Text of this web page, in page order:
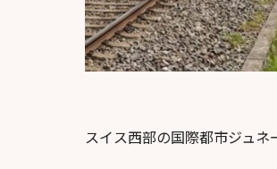
スイス西部の国際都市ジュネ